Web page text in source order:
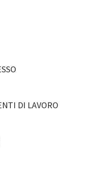
DI LAVORO